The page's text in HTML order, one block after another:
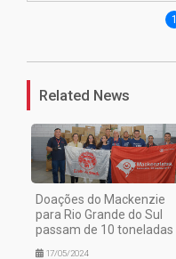
1
Related News
Doações do Mackenzie
para Rio Grande do Sul
passam de 10 toneladas
17/05/2024